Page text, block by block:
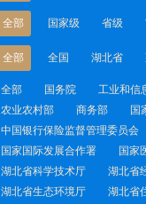
全部 国家级 省级
全部 全国 湖北省
全部 国务院 工业和信
农业农村部
商务部 国
中国银行保险监督管理委员会
国家国际发展合作署
国家
湖北省科学技术厅
湖北省
湖北省生态环境厅
湖北省